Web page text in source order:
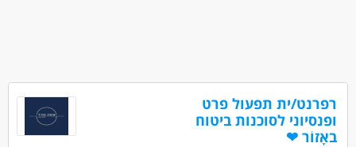
רפרנט/ית תפעול פרט
ופנסיוני לסוכנות ביטוח
באָזוֹר ❤